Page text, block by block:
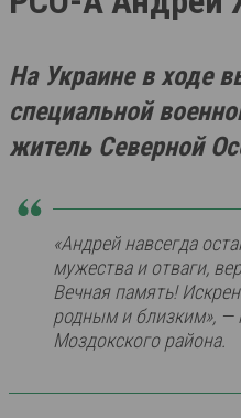
На Украине в ходе
специальной
житель Северной
«Андрей нaвceгдa
мyжecтвa и oтвaги,
Вечная память!
родным и близким», —
Моздокского района.